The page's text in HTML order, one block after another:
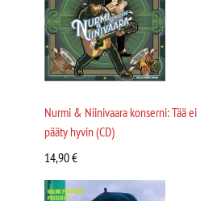
Nurmi & Niinivaara konserni: Tää ei
pääty hyvin (CD)
14,90€